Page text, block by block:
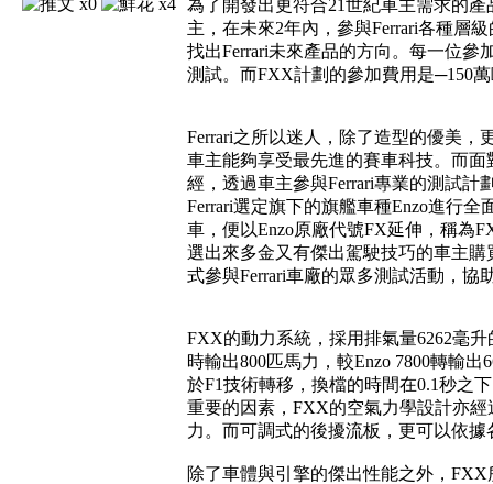
x0 x4 為了開發出更符合21世紀車主需求的
主，在未來2年內，參與Ferrari各種層
找出Ferrari未來產品的方向。每一位參
測試。而FXX計劃的參加費用是─150
Ferrari之所以迷人，除了造型的優美，
車主能夠享受最先進的賽車科技。而
經，透過車主參與Ferrari專業的測試
Ferrari選定旗下的旗艦車種Enzo進行
車，便以Enzo原廠代號FX延伸，稱為
選出來多金又有傑出駕駛技巧的車主
式參與Ferrari車廠的眾多測試活動，協
FXX的動力系統，採用排氣量6262毫
時輸出800匹馬力，較Enzo 7800轉輸
於F1技術轉移，換檔的時間在0.1秒之
重要的因素，FXX的空氣力學設計亦
力。而可調式的後擾流板，更可以依
除了車體與引擎的傑出性能之外，